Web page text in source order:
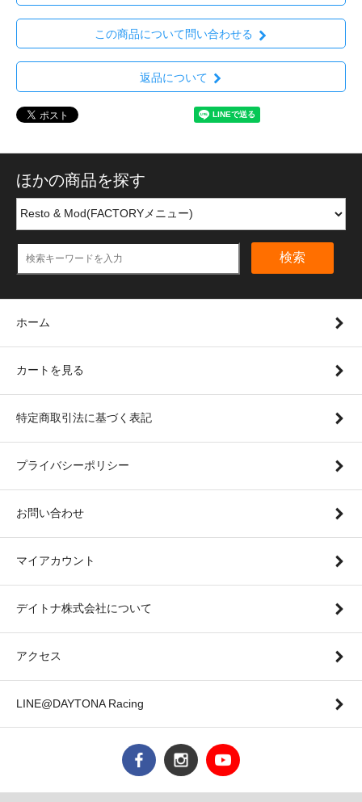
この商品について問い合わせる
返品について
ほかの商品を探す
検索
ホーム
カートを見る
特定商取引法に基づく表記
プライバシーポリシー
お問い合わせ
マイアカウント
デイトナ株式会社について
アクセス
LINE@DAYTONA Racing